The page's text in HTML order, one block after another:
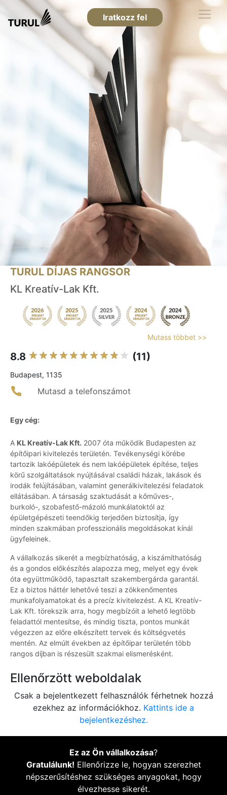
Iratkozz fel
TURUL DÍJAS RANGSOR
KL Kreatív-Lak Kft.
Mutass többet >>
8.8 (11)
Budapest, 1135
Mutasd a telefonszámot
Egy cég:
A KL Kreatív-Lak Kft. 2007 óta működik Budapesten az
építőipari kivitelezés területén. Tevékenységi körébe
tartozik lakóépületek és nem lakóépületek építése, teljes
körű szolgáltatások nyújtásával családi házak, lakások és
irodák felújításában, valamint generálkivitelezési feladatok
ellátásában. A társaság szaktudását a kőműves-,
burkoló-, szobafestő-mázoló munkálatoktól az
épületgépészeti teendőkig terjedően biztosítja, így
minden szakmában professzionális megoldásokat kínál
ügyfeleinek.
A vállalkozás sikerét a megbízhatóság, a kiszámíthatóság
és a gondos előkészítés alapozza meg, melyet egy évek
óta együttműködő, tapasztalt szakembergárda garantál.
Ez a biztos háttér lehetővé teszi a zökkenőmentes
munkafolyamatokat és a precíz kivitelezést. A KL Kreatív-
Lak Kft. törekszik arra, hogy megbízóit a lehető legtöbb
feladattól mentesítse, és mindig tiszta, pontos munkát
végezzen az előre elkészített tervek és költségvetés
mentén. Az elmúlt években az építőipar területén több
rangos díjban is részesült szakmai elismerésként.
Ellenőrzött weboldalak
Csak a bejelentkezett felhasználók férhetnek hozzá
ezekhez az információkhoz. Kattints ide a
bejelentkezéshez.
Ez az Ön vállalkozása?
Gratulálunk! Ellenőrizze le, hogyan szerezhet
népszerűsítéshez szükséges anyagokat, hogy
élvezhesse sikerét.